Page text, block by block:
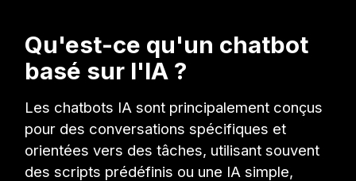
Qu'est-ce qu'un chatbot
basé sur l'IA ?
Les chatbots IA sont principalement conçus
pour des conversations spécifiques et
orientées vers des tâches, utilisant souvent
des scripts prédéfinis ou une IA simple,